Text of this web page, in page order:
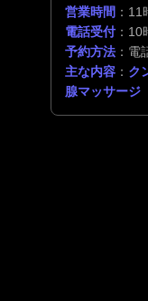
営業時間 ：
電話受付：10
予約方法 ：電
主な内容 ： ク
腺マッサージ